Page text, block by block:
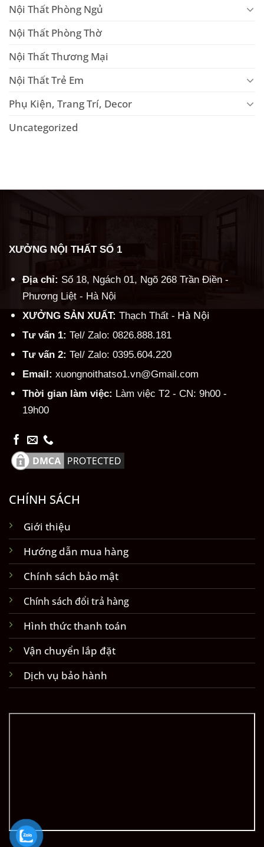
Nội Thất Phòng Ngủ
Nội Thất Phòng Thờ
Nội Thất Thương Mại
Nội Thất Trẻ Em
Phụ Kiện, Trang Trí, Decor
Uncategorized
XƯỞNG NỘI THẤT SỐ 1
Địa chỉ: Số 18, Ngách 01, Ngõ 268 Trần Điền -
Phương Liệt - Hà Nội
XƯỞNG SẢN XUẤT: Thạch Thất - Hà Nội
Tư vấn 1: Tel/ Zalo: 0826.888.181
Tư vấn 2: Tel/ Zalo: 0395.604.220
Email: xuongnoithatso1.vn@Gmail.com
Thời gian làm việc: Làm việc T2 - CN: 9h00 -
19h00
CHÍNH SÁCH
Giới thiệu
Hướng dẫn mua hàng
Chính sách bảo mật
Chính sách đổi trả hàng
Hình thức thanh toán
Vận chuyển lắp đặt
Dịch vụ bảo hành